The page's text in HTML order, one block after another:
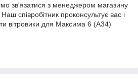
зв'язатися з менеджером магазину
співробітник проконсультує вас і
вітровики для Максима 6 (А34)